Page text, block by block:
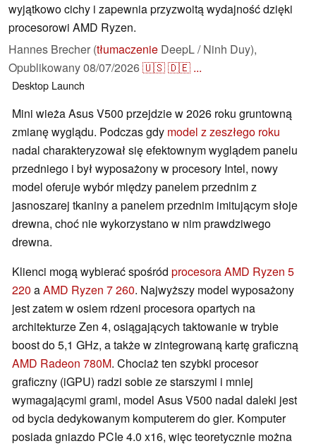
wyjątkowo cichy i zapewnia przyzwoitą wydajność dzięki
procesorowi AMD Ryzen.
Hannes Brecher (tłumaczenie DeepL / Ninh Duy),
Opublikowany08/07/2026🇺🇸🇩🇪 ...
Desktop Launch
Mini wieża Asus V500 przejdzie w 2026 roku gruntowną
zmianę wyglądu. Podczas gdy model z zeszłego roku
nadal charakteryzował się efektownym wyglądem panelu
przedniego i był wyposażony w procesory Intel, nowy
model oferuje wybór między panelem przednim z
jasnoszarej tkaniny a panelem przednim imitującym słoje
drewna, choć nie wykorzystano w nim prawdziwego
drewna.
Klienci mogą wybierać spośród procesora AMD Ryzen 5
220 aAMD Ryzen 7 260. Najwyższy model wyposażony
jest zatem w osiem rdzeni procesora opartych na
architekturze Zen 4, osiągających taktowanie w trybie
boost do 5,1 GHz, a także w zintegrowaną kartę graficzną
AMD Radeon 780M. Chociaż ten szybki procesor
graficzny (iGPU) radzi sobie ze starszymi i mniej
wymagającymi grami, model Asus V500 nadal daleki jest
od bycia dedykowanym komputerem do gier. Komputer
posiada gniazdo PCIe 4.0 x16, więc teoretycznie można